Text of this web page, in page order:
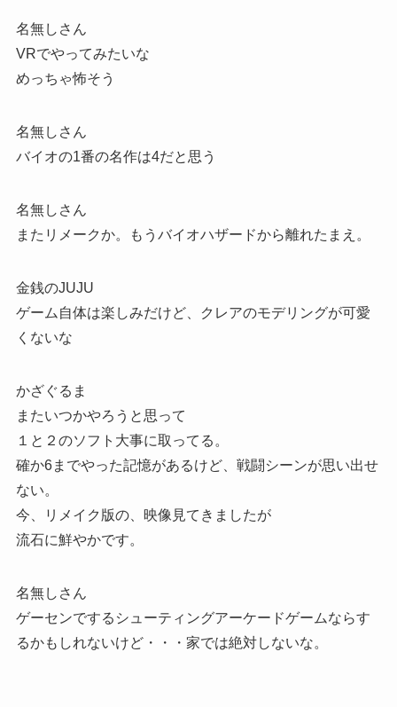
名無しさん
VRでやってみたいな
めっちゃ怖そう
名無しさん
バイオの1番の名作は4だと思う
名無しさん
またリメークか。もうバイオハザードから離れたまえ。
金銭のJUJU
ゲーム自体は楽しみだけど、クレアのモデリングが可愛
くないな
かざぐるま
またいつかやろうと思って
１と２のソフト大事に取ってる。
確か6までやった記憶があるけど、戦闘シーンが思い出せ
ない。
今、リメイク版の、映像見てきましたが
流石に鮮やかです。
名無しさん
ゲーセンでするシューティングアーケードゲームならす
るかもしれないけど・・・家では絶対しないな。